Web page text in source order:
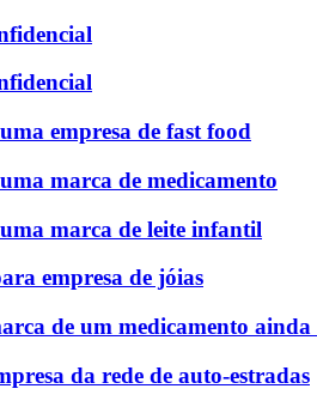
empresa de fast food
marca de medicamento
marca de leite infantil
empresa de jóias
de um medicamento
da rede de auto-estradas